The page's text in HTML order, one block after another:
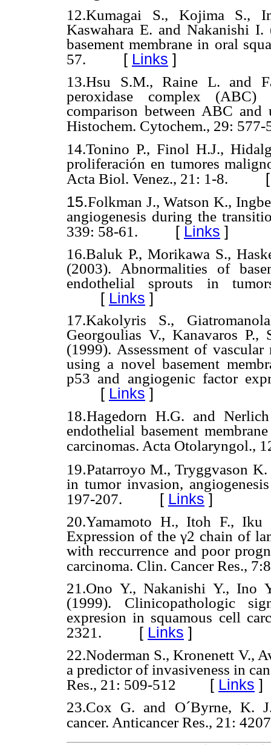
12.Kumagai S., Kojima S.,
Kaswahara E. and Nakanishi
basement membrane in oral
57.
[ Links ]
13.Hsu S.M., Raine L. and
peroxidase complex (ABC)
comparison between ABC and
Histochem. Cytochem., 29: 577-
14.Tonino P., Finol H.J.,
proliferación en tumores
Acta Biol. Venez., 21: 1-8.
15.Folkman J., Watson K.,
angiogenesis during the
339: 58-61.
[ Links ]
16.Baluk P., Morikawa S.,
(2003). Abnormalities of
endothelial sprouts in
[ Links ]
17.Kakolyris S.,
Georgoulias V., Kanavaros
(1999). Assessment of
using a novel basement
p53 and angiogenic factor
[ Links ]
18.Hagedorn H.G. and
endothelial basement
carcinomas. Acta Otolaryngol.,
19.Patarroyo M., Tryggvason
in tumor invasion,
197-207.
[ Links ]
20.Yamamoto H., Itoh F.,
Expression of the γ2 chain of
with reccurrence and poor
carcinoma. Clin. Cancer Res.,
21.Ono Y., Nakanishi Y., Ino
(1999). Clinicopathologic
expresion in squamous cell
2321.
[ Links ]
22.Noderman S., Kronenett V.,
a predictor of invasiveness in
Res., 21: 509-512 [ Links ]
23.Cox G. and O´Byrne, K.
cancer. Anticancer Res., 21: